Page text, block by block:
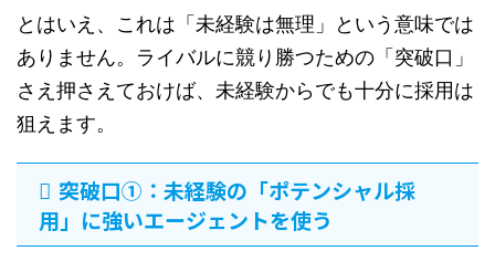
とはいえ、これは「未経験は無理」という意味では
ありません。ライバルに競り勝つための「突破口」
さえ押さえておけば、未経験からでも十分に採用は
狙えます。
突破口①：未経験の「ポテンシャル採
用」に強いエージェントを使う